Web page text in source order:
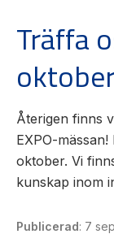
Se alla
kategorier
Se alla
produkter
Se alla
leverantörer
Träffa
Återigen finns
EXPO-
oktober. Vi
kunskap inom
Publicerad: 7